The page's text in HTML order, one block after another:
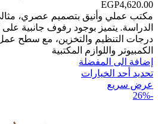
مكتب عملي وأنيق بتصميم عصري،
الدراسة. يتميز بوجود رفوف جانبية على
درجات التنظيم والتخزين، مع سطح
الكمبيوتر واللوازم المكتبية
إضافة الى المفضلة
تحديد أحد الخيارات
عرض سريع
-26%